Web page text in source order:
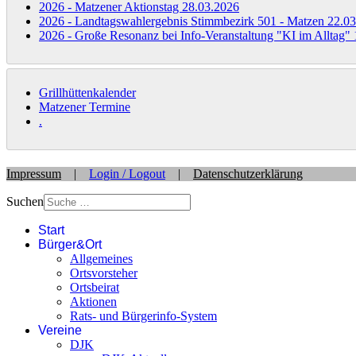
2026 - Matzener Aktionstag 28.03.2026
2026 - Landtagswahlergebnis Stimmbezirk 501 - Matzen
2026 - Große Resonanz bei Info-Veranstaltung "KI im Alltag"
Grillhüttenkalender
Matzener Termine
.
Impressum | Login / Logout | Datenschutzerklärung
Suchen
Start
Bürger&Ort
Allgemeines
Ortsvorsteher
Ortsbeirat
Aktionen
Rats- und Bürgerinfo-System
Vereine
DJK